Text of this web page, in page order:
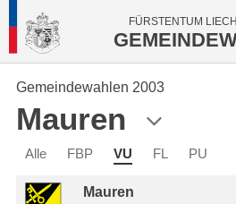
FÜRSTENTUM
Gemeindewahlen 2003
Mauren
Alle FBP VU FL PU
Mauren